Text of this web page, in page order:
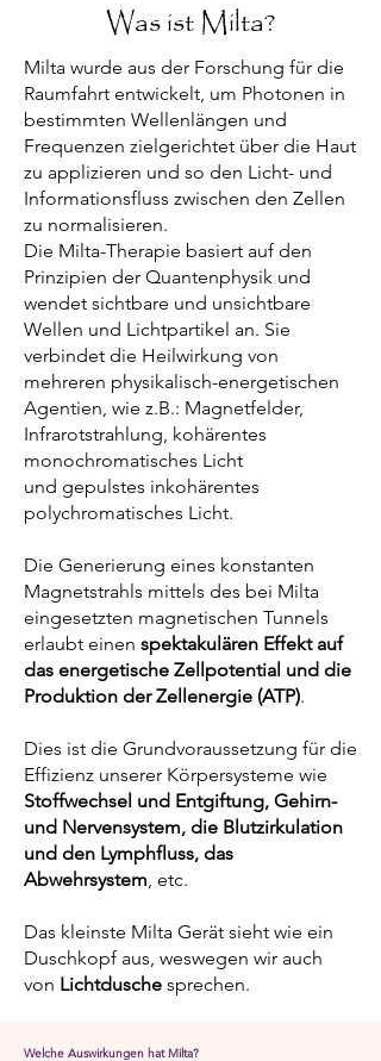
Was ist Milta?
Milta wurde aus der Forschung für die
Raumfahrt entwickelt, um Photonen in
bestimmten Wellenlängen und
Frequenzen zielgerichtet über die Haut
zu applizieren und so den Licht- und
Informationsfluss zwischen den Zellen
zu normalisieren.
Die Milta-Therapie basiert auf den
Prinzipien der Quantenphysik und
wendet sichtbare und unsichtbare
Wellen und Lichtpartikel an. Sie
verbindet die Heilwirkung von
mehreren physikalisch-energetischen
Agentien, wie z.B.: Magnetfelder,
Infrarotstrahlung, kohärentes
monochromatisches Licht
und gepulstes inkohärentes
polychromatisches Licht.
Die Generierung eines konstanten
Magnetstrahls mittels des bei Milta
eingesetzten magnetischen Tunnels
erlaubt einen spektakulären Effekt auf
das energetische Zellpotential​ und die
Produktion der Zellenergie (ATP).
Dies ist die Grundvoraussetzung für die
Effizienz unserer Körpersysteme wie
Stoffwechsel und Entgiftung, Gehirn-
und Nervensystem, die Blutzirkulation
und den Lymphfluss, das
Abwehrsystem, etc.
Das kleinste Milta Gerät sieht wie ein
Duschkopf aus, weswegen wir auch
von Lichtdusche sprechen.
Welche Auswirkungen hat Milta?